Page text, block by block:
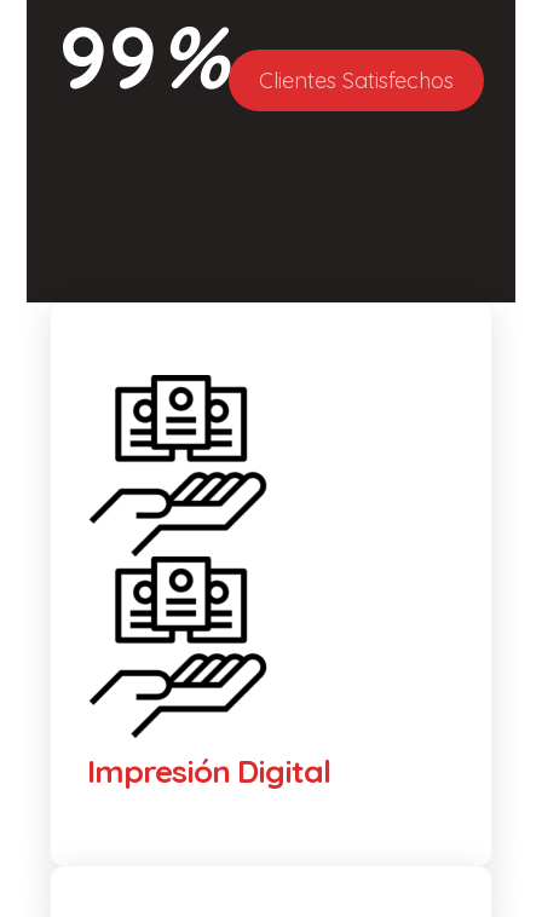
99% Clientes Satisfechos
Impresión Digital